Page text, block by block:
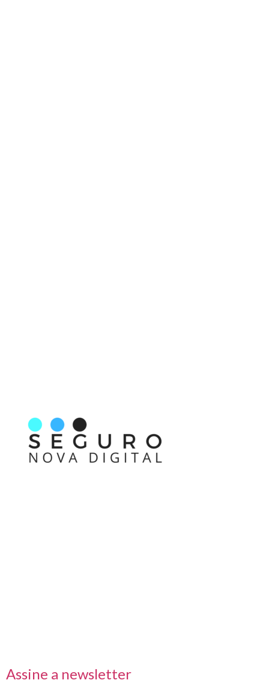
Assine a newsletter